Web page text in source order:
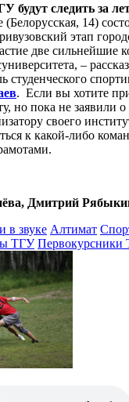
будут следить за
(Белорусская, 14)
этап
две сильнейшие
–
студенческого
. Если вы хотите
но пока не заявили
своего
к какой-либо
Дмитрий
в звуке Алтимат
ТГУ Первокурсники